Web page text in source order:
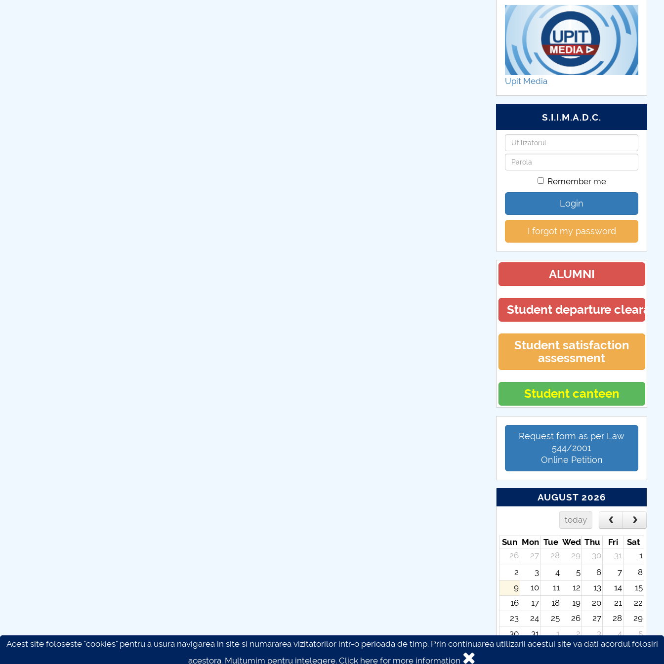
Upit Media
S.I.I.M.A.D.C.
Username
Password
Remember me
Login
I forgot my password
ALUMNI
Student departure
Student satisfaction
assessment
Student canteen
Request form as per Law
544/2001
Online Petition
AUGUST 2026
today
Sun Mon Tue Wed Thu Fri
Sat
26
27 28 29 30 31
1
2
3 4 5 6 7
8
9
10 11 12 13 14
15
16
17 18 19 20 21
22
23
24 25 26 27 28
29
30
31 1 2 3 4
5
Acest site foloseste "cookies" pentru a usura navigarea in site si numararea vizitatorilor intr-o perioada de timp. Prin continuarea utilizarii acestui site va dati acordul folosiri
acestora. Multumim pentru intelegere. Click here for more information